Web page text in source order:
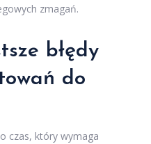
zmagań.
błędy
do
czas, który wymaga